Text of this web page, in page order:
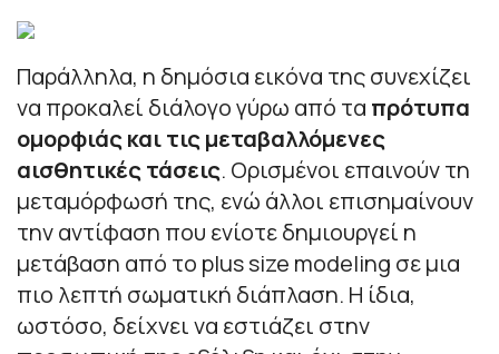
Παράλληλα, η δημόσια εικόνα της συνεχίζει
να προκαλεί διάλογο γύρω από τα πρότυπα
ομορφιάς και τις μεταβαλλόμενες
αισθητικές τάσεις. Ορισμένοι επαινούν τη
μεταμόρφωσή της, ενώ άλλοι επισημαίνουν
την αντίφαση που ενίοτε δημιουργεί η
μετάβαση από το plus size modeling σε μια
πιο λεπτή σωματική διάπλαση. Η ίδια,
ωστόσο, δείχνει να εστιάζει στην